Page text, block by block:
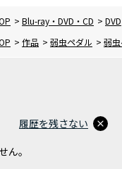
> Blu-ray・DVD・CD > DVD
> 作品 > 弱虫ペダル > 弱
ん。
履歴を残さない